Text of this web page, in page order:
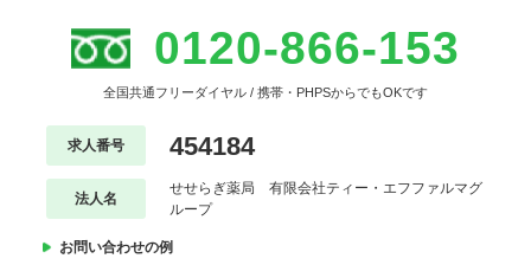
0120-866-153
全国共通フリーダイヤル / 携帯・PHPSからでもOKです
求人番号 454184
法人名
せせらぎ薬局 有限会社ティー・エフファルマグ
ループ
お問い合わせの例